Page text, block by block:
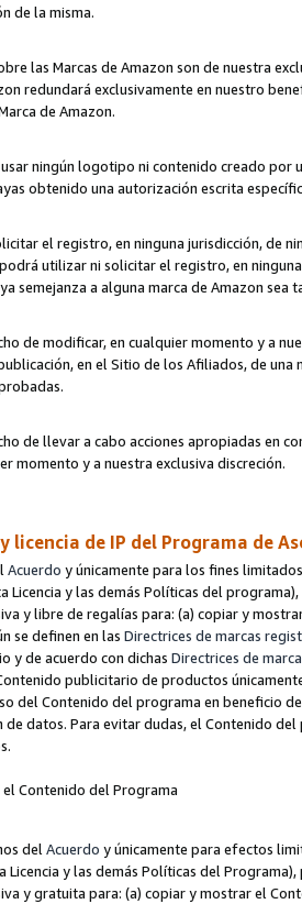
de la misma.
las Marcas de Amazon son de nuestra
redundará exclusivamente en nuestro
de Amazon.
ningún logotipo ni contenido creado por
obtenido una autorización escrita
el registro, en ninguna jurisdicción, de
utilizar ni solicitar el registro, en
semejanza a alguna marca de Amazon
de modificar, en cualquier momento y a
en el Sitio de los Afiliados, de
de llevar a cabo acciones apropiadas en
momento y a nuestra exclusiva discreción.
licencia de IP del Programa de
Acuerdo y únicamente para los fines
Licencia y las demás Políticas del
y libre de regalías para: (a) copiar y
se definen en las Directrices de marcas
y de acuerdo con dichas Directrices de
publicitario de productos
del Contenido del programa en beneficio
datos. Para evitar dudas, el Contenido
el Contenido del Programa
del Acuerdo y únicamente para efectos
Licencia y las demás Políticas del
y gratuita para: (a) copiar y mostrar el